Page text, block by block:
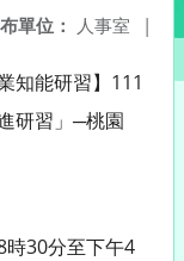
單位： 人事室 |
知能研習】111
研習」─桃園
時30分至下午4